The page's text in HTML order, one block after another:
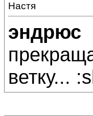
Настя
эндрюс
ветку...